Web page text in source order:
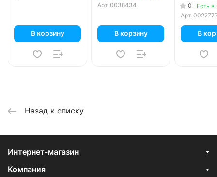
В корзину
Арт. 0038434
В корзину
0
Есть в
Арт.
В
Назад к списку
Интернет-магазин
Компания